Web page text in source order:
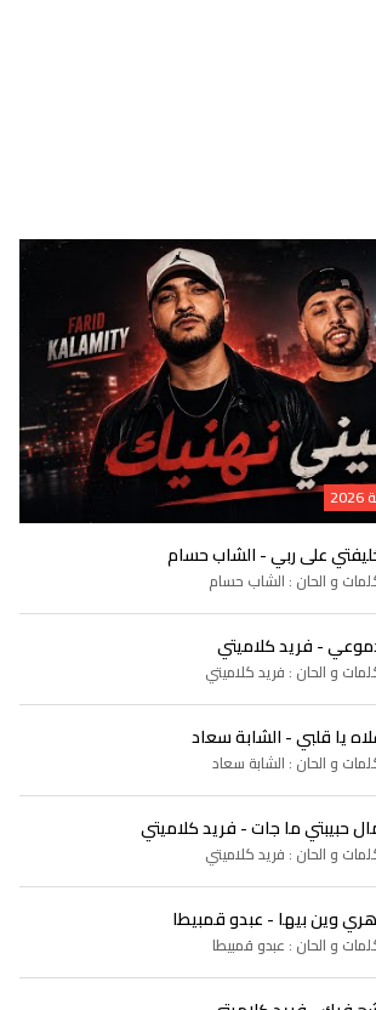
على ربي - الشاب حسام
و الحان : الشاب حسام
- فريد كلاميتي
و الحان : فريد كلاميتي
يا قلبي - الشابة سعاد
و الحان : الشابة سعاد
حبيبتي ما جات - فريد كلاميتي
و الحان : فريد كلاميتي
وين بيها - عبدو قمبيطا
و الحان : عبدو قمبيطا